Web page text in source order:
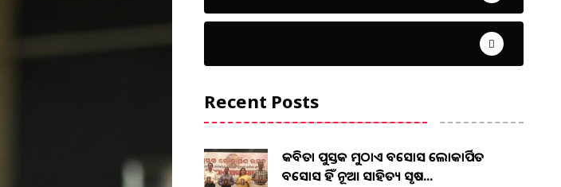
Recent Posts
କବିତା ପୁସ୍ତକ ମୁଠାଏ ଅବସୋସ ଲୋକାର୍ପିତ
ଅବସୋସ ହିଁ ନୂଆ ସାହିତ୍ୟ ସୃଷ...